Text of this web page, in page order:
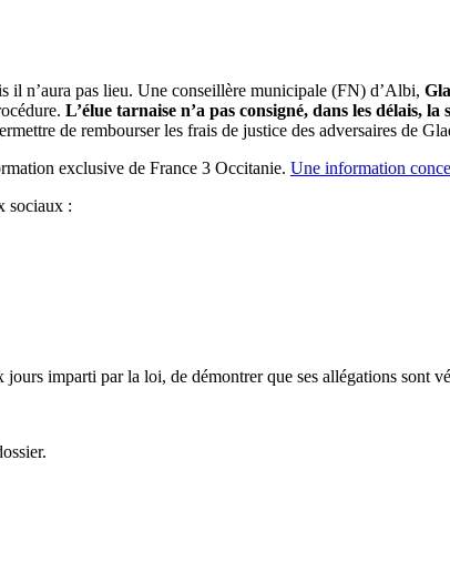
il n’aura pas lieu. Une conseillère municipale (FN) d’Albi,
L’élue tarnaise n’a pas consigné, dans les délais, la
de rembourser les frais de justice des adversaires de
exclusive de France 3 Occitanie. Une information
sociaux :
imparti par la loi, de démontrer que ses allégations sont